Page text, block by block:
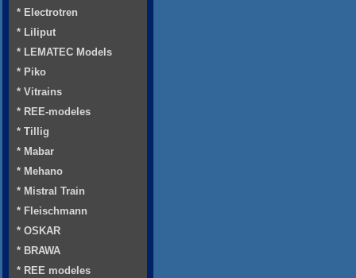
* Electrotren
* Liliput
* LEMATEC Models
* Piko
* Vitrains
* REE-modeles
* Tillig
* Mabar
* Mehano
* Mistral Train
* Fleischmann
* OSKAR
* BRAWA
* REE modeles